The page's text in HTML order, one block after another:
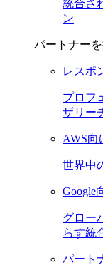
統合さ
ン
パートナー
レスポ
プロフ
ザリー
AWS向
世界中
Google
グロー
らす統
パート